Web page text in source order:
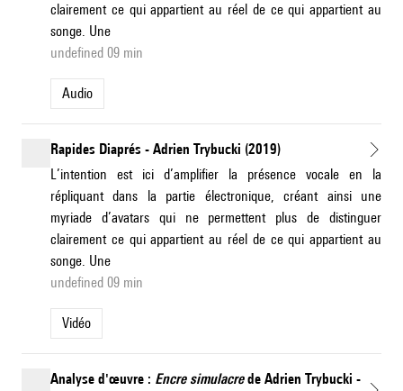
clairement ce qui appartient au réel de ce qui appartient au
songe. Une
undefined 09 min
Audio
Rapides Diaprés - Adrien Trybucki (2019)
L’intention est ici d’amplifier la présence vocale en la
répliquant dans la partie électronique, créant ainsi une
myriade d’avatars qui ne permettent plus de distinguer
clairement ce qui appartient au réel de ce qui appartient au
songe. Une
undefined 09 min
Vidéo
Analyse d'œuvre : Encre simulacrede Adrien Trybucki -